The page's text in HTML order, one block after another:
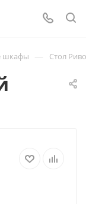
шкафы — Стол